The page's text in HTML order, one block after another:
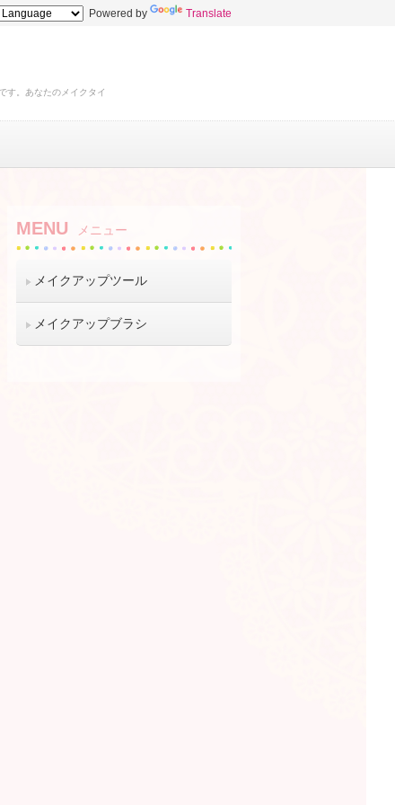
す。あなたのメイクタイ
Powered by Translate
MENU メニュー
メイクアップツール
メイクアップブラシ